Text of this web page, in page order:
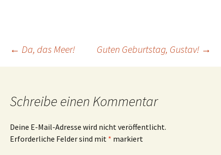
Beitrags-
← Da, das Meer! Guten Geburtstag, Gustav! →
Schreibe einen Kommentar
Deine E-Mail-Adresse wird nicht veröffentlicht.
Erforderliche Felder sind mit * markiert